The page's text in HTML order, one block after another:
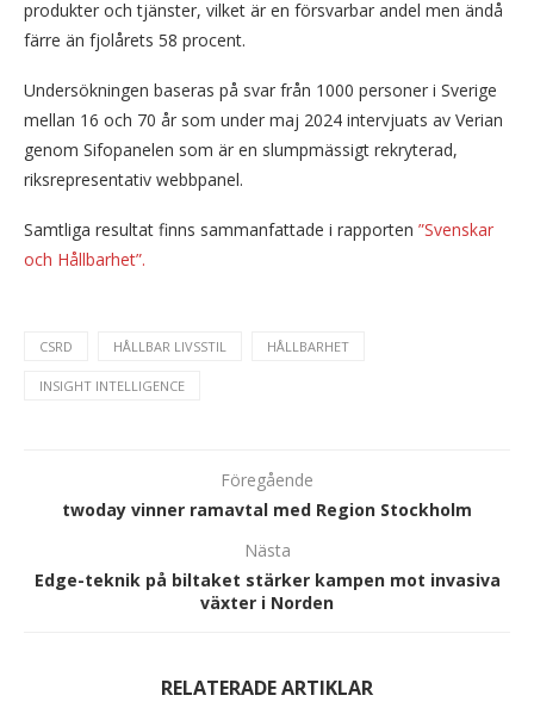
produkter och tjänster, vilket är en försvarbar andel men ändå
färre än fjolårets 58 procent.
Undersökningen baseras på svar från 1000 personer i Sverige
mellan 16 och 70 år som under maj 2024 intervjuats av Verian
genom Sifopanelen som är en slumpmässigt rekryterad,
riksrepresentativ webbpanel.
Samtliga resultat finns sammanfattade i rapporten ”Svenskar
och Hållbarhet”.
CSRD HÅLLBAR LIVSSTIL HÅLLBARHET
INSIGHT INTELLIGENCE
Föregående
twoday vinner ramavtal med Region Stockholm
Nästa
Edge-teknik på biltaket stärker kampen mot invasiva
växter i Norden
RELATERADE ARTIKLAR